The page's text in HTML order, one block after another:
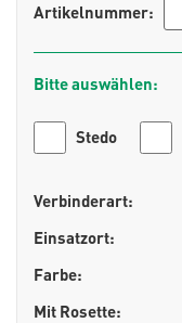
Artikelnummer:
Bitte auswählen:
Stedo
Verbinderart:
Einsatzort:
Farbe:
Mit Rosette: